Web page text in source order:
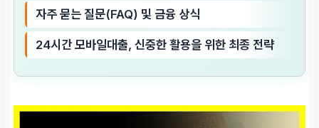
자주 묻는 질문(FAQ) 및 금융 상식
24시간 모바일대출, 신중한 활용을 위한 최종 전략